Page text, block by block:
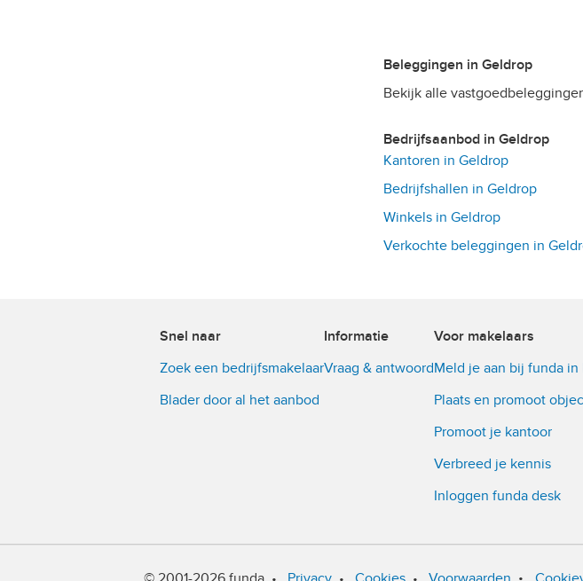
Beleggingen in Geldrop
Bekijk alle
Bedrijfsaanbod in Geldrop
Kantoren in Geldrop
Bedrijfshallen in Geldrop
Winkels in Geldrop
Verkochte beleggingen in
Snel naar
Zoek een bedrijfsmakelaar
Blader door al het aanbod
Informatie
Vraag & antwoord
Voor makelaars
Meld je aan bij funda in
Plaats en promoot
Promoot je kantoor
Verbreed je kennis
Inloggen funda desk
•